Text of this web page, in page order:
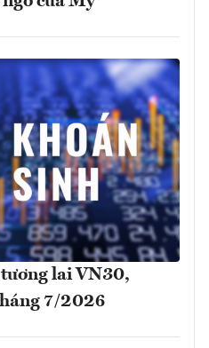
lai VN30,
7/2026